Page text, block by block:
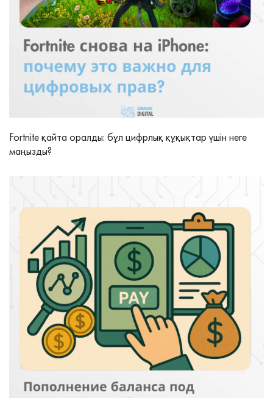
Fortnite қайта оралды: бұл цифрлық құқықтар үшін неге
маңызды?